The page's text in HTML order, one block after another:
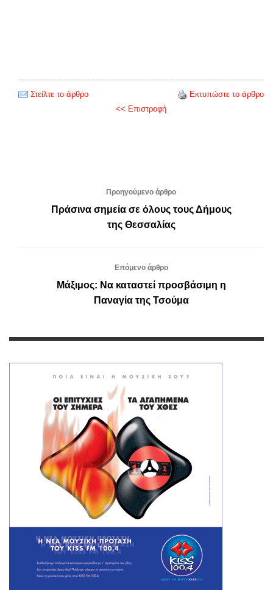
Στείλτε το άρθρο
Εκτυπώστε το άρθρο
<< Επιστροφή
Προηγούμενο άρθρο
Πράσινα σημεία σε όλους τους Δήμους
της Θεσσαλίας
Επόμενο άρθρο
Μάξιμος: Να καταστεί προσβάσιμη η
Παναγία της Τσούμα